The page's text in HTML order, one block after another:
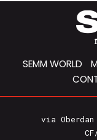
SEMM WORLD
via